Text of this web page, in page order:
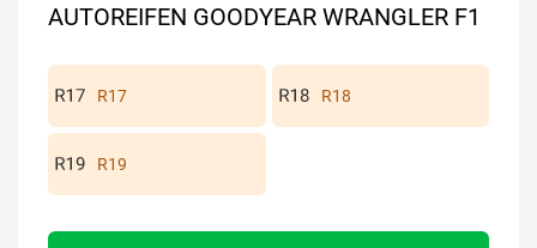
AUTOREIFEN GOODYEAR WRANGLER F1
R17 R18
R19